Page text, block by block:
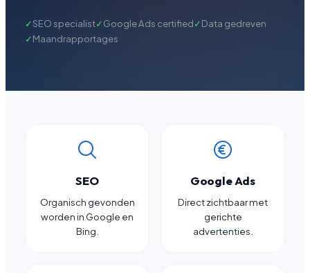
✓SEO specialist✓Google Ads certified✓Data gedreven
✓Maandrapportages
SEO
Organisch gevonden
worden in Google en
Bing.
Google Ads
Direct zichtbaar met
gerichte
advertenties.